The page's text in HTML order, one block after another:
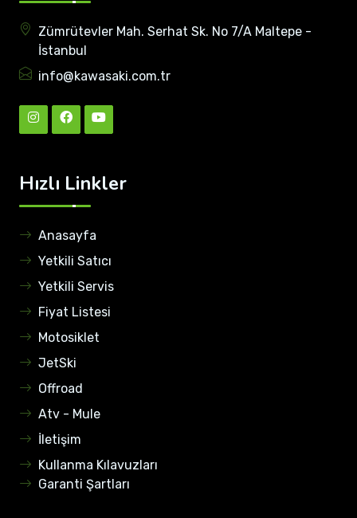
Zümrütevler Mah. Serhat Sk. No 7/A Maltepe -
İstanbul
info@kawasaki.com.tr
Hızlı Linkler
Anasayfa
Yetkili Satıcı
Yetkili Servis
Fiyat Listesi
Motosiklet
JetSki
Offroad
Atv - Mule
İletişim
Kullanma Kılavuzları
Garanti Şartları